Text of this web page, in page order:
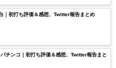
｜初打ち評価＆感想、Twitter報告まとめ
チンコ｜初打ち評価＆感想、Twitter報告まと